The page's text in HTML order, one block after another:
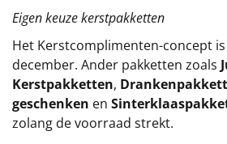
Eigen keuze kerstpakketten
Het Kerstcomplimenten-concept
december. Ander pakketten zoals
Kerstpakketten,
geschenken en
zolang de voorraad strekt.